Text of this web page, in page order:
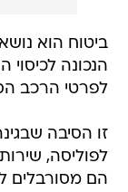
ביטוח הוא
הנכונה
לפרטי הרכב
זו הסיבה
לפוליסה,
הם מסורבלים